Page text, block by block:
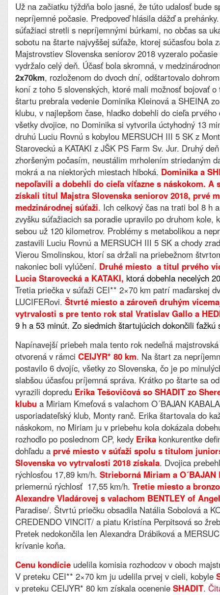
Už na začiatku týždňa bolo jasné, že túto udalosť bude
nepríjemné počasie. Predpoveď hlásila dážď a
súťažiaci stretli s nepríjemnými búrkami, no občas sa
sobotu na štarte najvyššej súťaže, ktorej súčasťou bola
Majstrovstiev Slovenska seniorov 2018 vyzeralo
vydržalo celý deň. Účasť bola skromná, v
2x70km, rozloženom do dvoch dní, odštartovalo
koní z toho 5 slovenských, ktoré mali možnosť bojovať
štartu prebrala vedenie Dominika Kleinová a SHEINA
klubu, v najlepšom čase, hladko dobehli do cieľa prvého
všetky dvojice, no Dominika si vytvorila úctyhodný 13
druhú Luciu Rovnú s kobylou MERSUCH III 5 SK z
Staroveckú a KATAKI z JŠK PS Farm Sv. Jur. Druhý
zhoršeným počasím, neustálim mrholením striedaným
mokrá a na niektorých miestach hlboká. Dominika a
nepoľavili a dobehli do cieľa víťazne s náskokom. A
získali titul Majstra Slovenska seniorov 2018, prvé
medzinárodnej súťaži. Ich celkový čas na trati bol 8 h
zvyšku súťažiacich sa poradie upravilo po druhom kole,
sebou už 120 kilometrov. Problémy s metabolikou a
zastavili Luciu Rovnú a MERSUCH III 5 SK a chody
Vierou Smolinskou, ktorí sa držali na priebežnom
nakoniec boli vylúčení. Druhé miesto a titul prvého
Lucia Starovecká a KATAKI, ktorá dobehla necelých
Tretia priečka v súťaži CEI** 2×70 km patrí maďarskej
LUCIFERovi. Štvrté miesto a zároveň druhým
vytrvalosti s pre tento rok stal Vratislav Gallo a
9 h a 53 minút. Zo siedmich štartujúcich dokončili
Napínavejší priebeh mala tento rok nedeľná
otvorená v rámci CEIJYR* 80 km. Na štart za
postavilo 6 dvojíc, všetky zo Slovenska, čo je po
slabšou účasťou príjemná správa. Krátko po štarte sa
vyrazili dopredu Erika Tešovičová so SHADIT zo
klubu a Miriam Kmeťová s valachom O´BAJAN
usporiadateľský klub, Monty ranč. Erika štartovala do
náskokom, no Miriam ju v priebehu kola dokázala
rozhodlo po poslednom CP, kedy Erika konkurentke
dohľadu a prvé miesto v súťaži spolu s titulom
Slovenska vo vytrvalosti 2018 získala. Dvojica
rýchlosťou 17,89 km/h. Strieborná Miriam a O´BAJAN
priemernú rýchlosť 17,55 km/h. Tretie miesto a
Alexandre Vladárovej s valachom BENTLEY of
Paradise/. Štvrtú priečku obsadila Natália Sobolová a
CREDENDO VINCIT/ a piatu Kristína Perpitsová so
Pretek nedokončila len Alexandra Drábiková a
krívanie koňa.
Cenu kondície udelila komisia rozhodcov v oboch
V preteku CEI** 2×70 km ju udelila prvej v cieli, kobyle
v preteku CEIJYR* 80 km získala ocenenie SHADIT.